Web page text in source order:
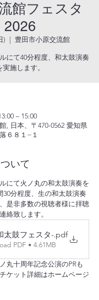
館フェスタ
2026
)
  |
豊田市小原交流館
にて40分程度、和太鼓演奏
実施します。
– 15:00
, 日本、〒470-0562 愛知県
６８１−１
いて
にて火ノ丸の和太鼓演奏を
30分程度、生の和太鼓演奏
是非多数の視聴者様に拝聴
絡致します。
太鼓フェスタ-.pdf
PDF • 4.61MB
丸十周年記念公演のPRも
ケット詳細はホームページ